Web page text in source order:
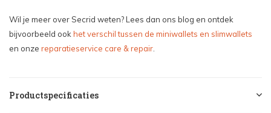
Wil je meer over Secrid weten? Lees dan ons blog en ontdek
bijvoorbeeld ookhet verschil tussen de miniwallets en slimwallets
en onze reparatieservice care & repair.
Productspecificaties